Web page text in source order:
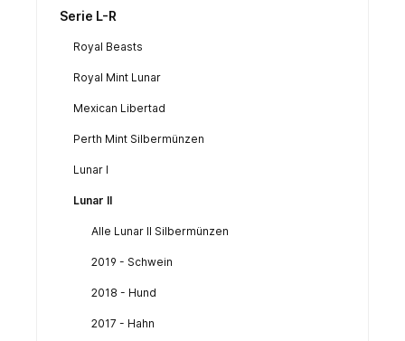
Serie L-R
Royal Beasts
Royal Mint Lunar
Mexican Libertad
Perth Mint Silbermünzen
Lunar I
Lunar II
Alle Lunar II Silbermünzen
2019 - Schwein
2018 - Hund
2017 - Hahn